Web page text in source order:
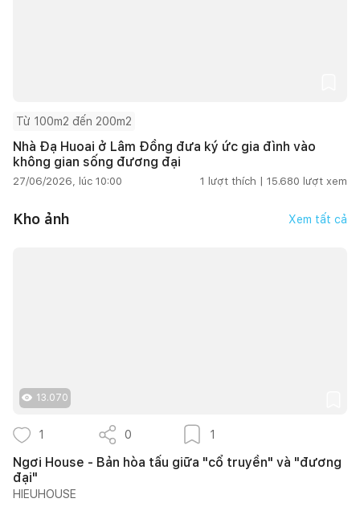
Từ 100m2 đến 200m2
Nhà Đạ Huoai ở Lâm Đồng đưa ký ức gia đình vào
không gian sống đương đại
27/06/2026, lúc 10:00 1 lượt thích | 15.680 lượt xem
Kho ảnh Xem tất cả
13.070
1 0 1
Ngơi House - Bản hòa tấu giữa "cổ truyền" và "đương
đại"
HIEUHOUSE